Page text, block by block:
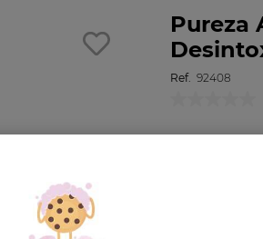
Pureza
Ref. 92408